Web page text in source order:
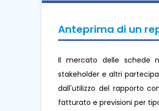
Anteprima di un
Il mercato delle schede
stakeholder e altri
dall'utilizzo del rapporto
fatturato e previsioni per